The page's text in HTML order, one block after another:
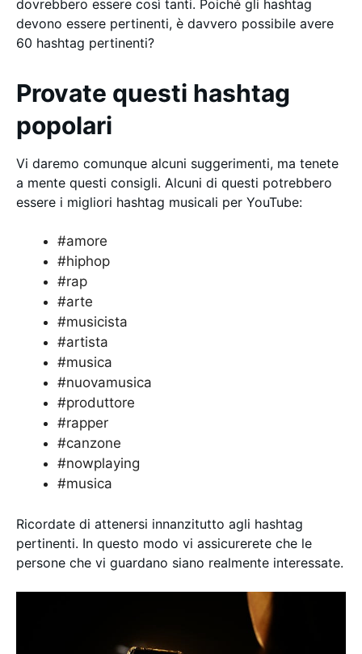
dovrebbero essere così tanti. Poiché gli hashtag
devono essere pertinenti, è davvero possibile avere
60 hashtag pertinenti?
Provate questi hashtag
popolari
Vi daremo comunque alcuni suggerimenti, ma tenete
a mente questi consigli. Alcuni di questi potrebbero
essere i migliori hashtag musicali per YouTube:
#amore
#hiphop
#rap
#arte
#musicista
#artista
#musica
#nuovamusica
#produttore
#rapper
#canzone
#nowplaying
#musica
Ricordate di attenersi innanzitutto agli hashtag
pertinenti. In questo modo vi assicurerete che le
persone che vi guardano siano realmente interessate.